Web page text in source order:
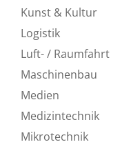
Kunst & Kultur
Logistik
Luft- / Raumfahrt
Maschinenbau
Medien
Medizintechnik
Mikrotechnik